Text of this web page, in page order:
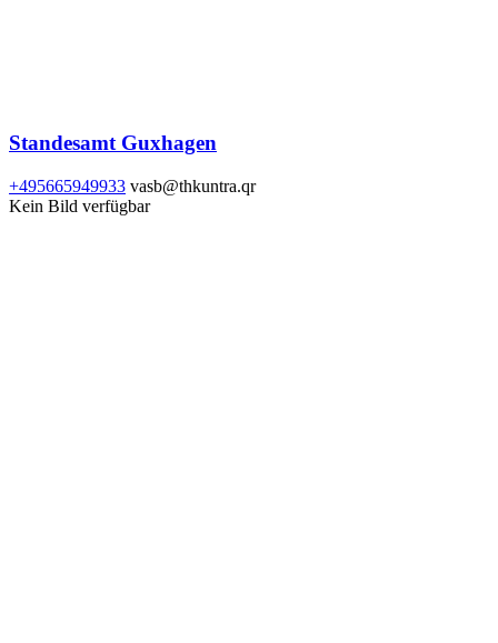
Standesamt Guxhagen
+495665949933 vasb@thkuntra.qr
Kein Bild verfügbar